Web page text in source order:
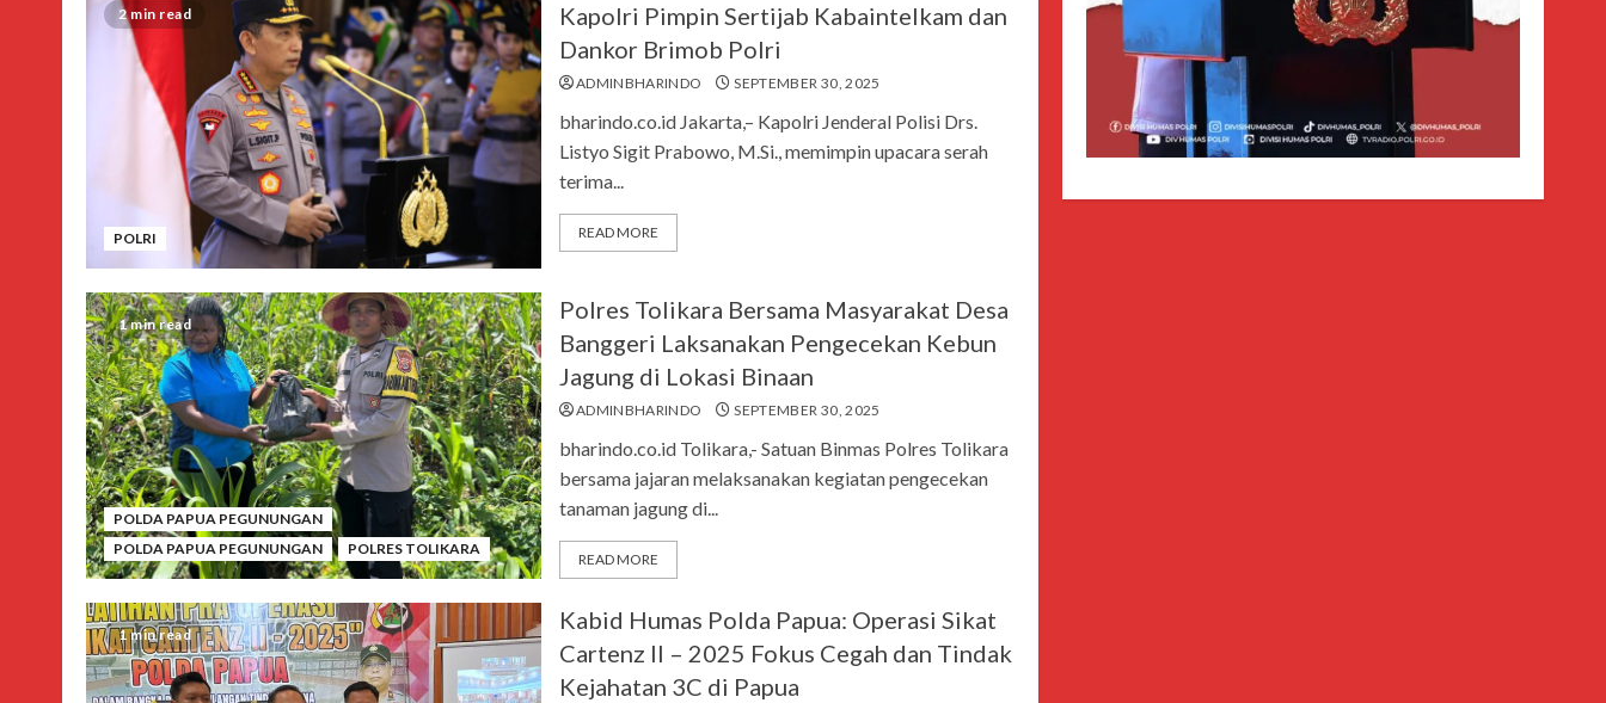
2 min read
POLRI
Kapolri Pimpin Sertijab Kabaintelkam dan
Dankor Brimob Polri
ADMINBHARINDO SEPTEMBER 30, 2025
bharindo.co.id Jakarta,– Kapolri Jenderal Polisi Drs.
Listyo Sigit Prabowo, M.Si., memimpin upacara serah
terima...
READ MORE
1 min read
POLDA PAPUA PEGUNUNGAN
POLDA PAPUA PEGUNUNGAN
POLRES TOLIKARA
Polres Tolikara Bersama Masyarakat Desa
Banggeri Laksanakan Pengecekan Kebun
Jagung di Lokasi Binaan
ADMINBHARINDO SEPTEMBER 30, 2025
bharindo.co.id Tolikara,- Satuan Binmas Polres Tolikara
bersama jajaran melaksanakan kegiatan pengecekan
tanaman jagung di...
READ MORE
1 min read
Kabid Humas Polda Papua: Operasi Sikat
Cartenz II – 2025 Fokus Cegah dan Tindak
Kejahatan 3C di Papua